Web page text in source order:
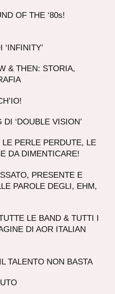
OF THE ‘80s!
& THEN: STORIA,
‘DOUBLE VISION’
PERLE PERDUTE, LE
DA DIMENTICARE!
PRESENTE E
PAROLE DEGLI, EHM,
LE BAND & TUTTI I
DI AOR ITALIAN
TALENTO NON BASTA